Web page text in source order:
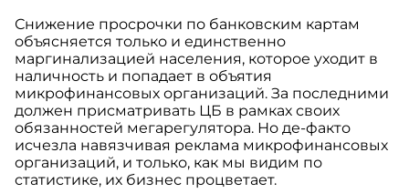
Снижение просрочки по банковским картам
объясняется только и единственно
маргинализацией населения, которое уходит в
наличность и попадает в объятия
микрофинансовых организаций. За последними
должен присматривать ЦБ в рамках своих
обязанностей мегарегулятора. Но де-факто
исчезла навязчивая реклама микрофинансовых
организаций, и только, как мы видим по
статистике, их бизнес процветает.